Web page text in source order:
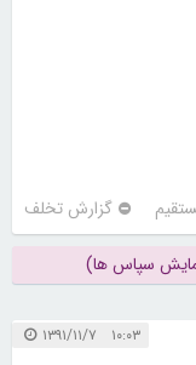
گزارش تخلف
سپاس ها)
۱۰:۰۳ ۱۳۹۱/۱۱/۷